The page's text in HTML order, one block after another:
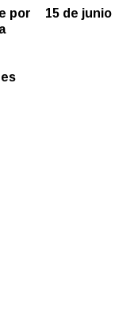
por
15 de junio